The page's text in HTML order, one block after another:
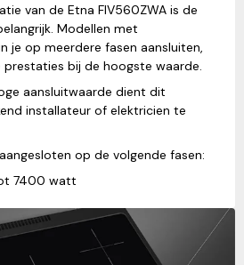
van de Etna FIV560ZWA is de
Modellen met
je op meerdere fasen aansluiten,
bij de hoogste waarde.
aansluitwaarde dient dit
installateur of elektricien te
op de volgende fasen:
7400 watt